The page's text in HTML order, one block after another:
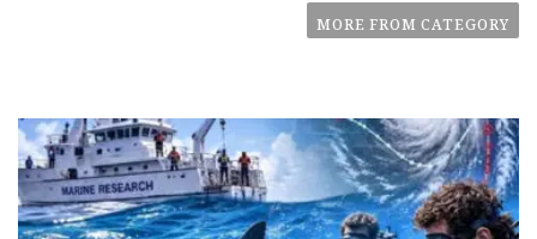
MORE FROM CATEGORY